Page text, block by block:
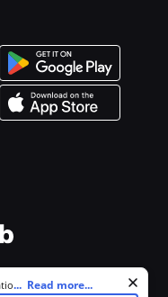
and personalize
... Read more...